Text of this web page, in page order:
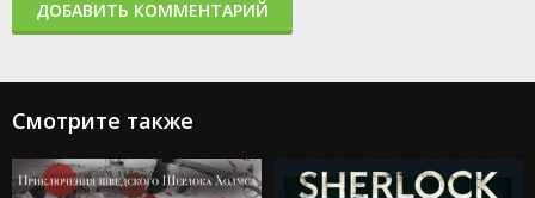
ДОБАВИТЬ КОММЕНТАРИЙ
Смотрите также